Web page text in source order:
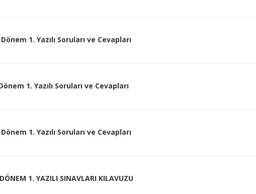
1. Yazılı Soruları ve Cevapları
1. Yazılı Soruları ve Cevapları
1. Yazılı Soruları ve Cevapları
1. YAZILI SINAVLARI KILAVUZU